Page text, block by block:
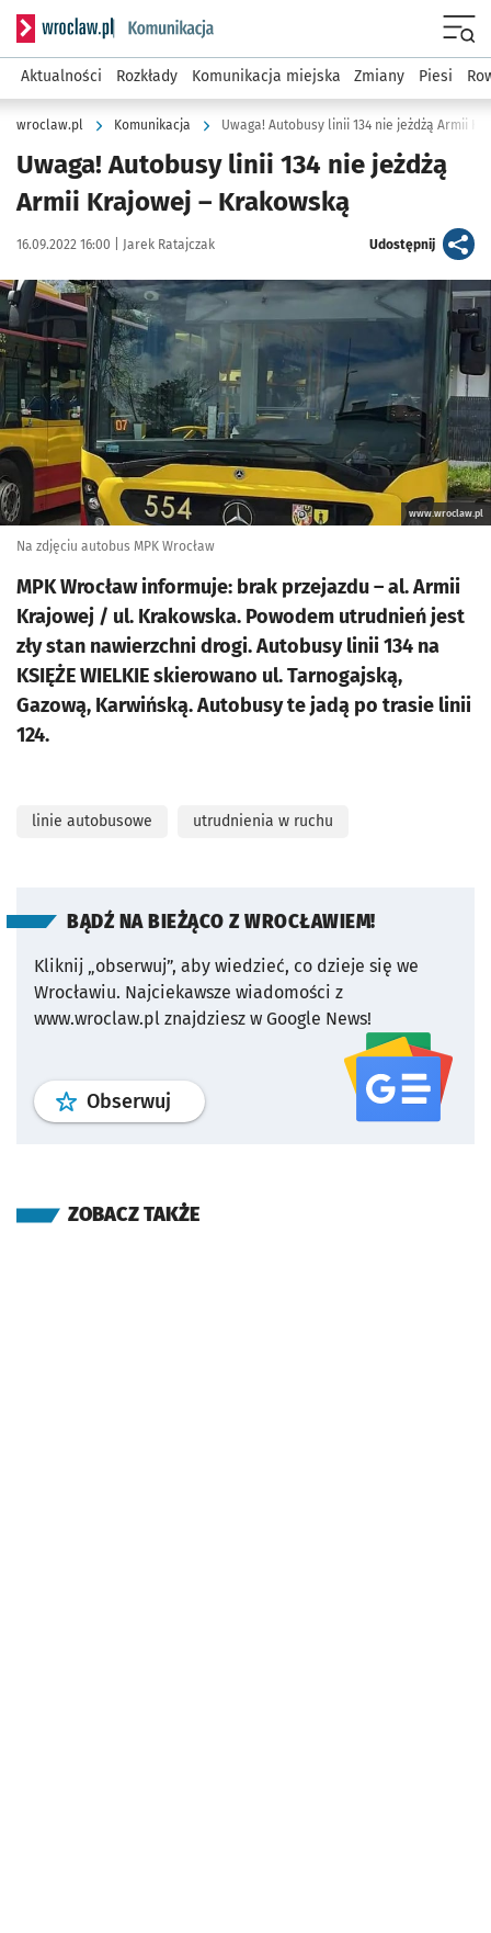
Serwis informacyjny wroclaw.pl podserwis: Komunikacja
Aktualności Rozkłady Komunikacja miejska Zmiany Piesi
wroclaw.pl Komunikacja Uwaga! Autobusy linii 134 nie jeżdżą Armii
Uwaga! Autobusy linii 134 nie jeżdżą
Armii Krajowej – Krakowską
Data publikacji:
16.09.2022 16:00 | Autor:
Jarek Ratajczak Udostępnijartykuł
Kliknij, aby powiększyć
www.wroclaw.pl
Na zdjęciu autobus MPK Wrocław
MPK Wrocław informuje: brak przejazdu – al. Armii
Krajowej / ul. Krakowska. Powodem utrudnień jest
zły stan nawierzchni drogi. Autobusy linii 134 na
KSIĘŻE WIELKIE skierowano ul. Tarnogajską,
Gazową, Karwińską. Autobusy te jadą po trasie linii
124.
linie autobusowe utrudnienia w ruchu
BĄDŹ NA BIEŻĄCO Z WROCŁAWIEM!
Kliknij „obserwuj”, aby wiedzieć, co dzieje się we
Wrocławiu. Najciekawsze wiadomości z
www.wroclaw.pl znajdziesz w Google News!
Obserwuj profil serwisu
ZOBACZ TAKŻE